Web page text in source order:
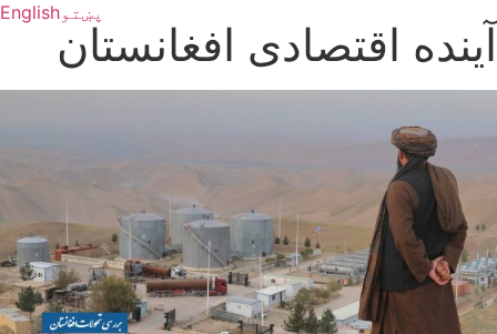
پښتوEnglish
آینده اقتصادی افغانستان